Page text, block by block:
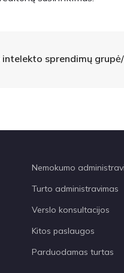
sprendimų
Nemokumo
Turto administravimas
Verslo konsultacijos
Kitos paslaugos
Parduodamas turtas